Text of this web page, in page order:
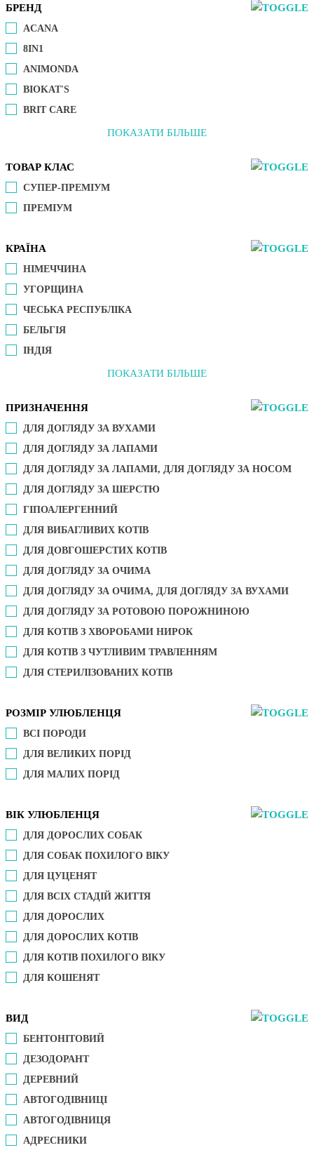
БРЕНД
ACANA
8IN1
ANIMONDA
BIOKAT'S
BRIT CARE
ПОКАЗАТИ БІЛЬШЕ
ТОВАР КЛАС
СУПЕР-ПРЕМІУМ
ПРЕМІУМ
КРАЇНА
НІМЕЧЧИНА
УГОРЩИНА
ЧЕСЬКА РЕСПУБЛІКА
БЕЛЬГІЯ
ІНДІЯ
ПОКАЗАТИ БІЛЬШЕ
ПРИЗНАЧЕННЯ
ДЛЯ ДОГЛЯДУ ЗА ВУХАМИ
ДЛЯ ДОГЛЯДУ ЗА ЛАПАМИ
ДЛЯ ДОГЛЯДУ ЗА ЛАПАМИ, ДЛЯ ДОГЛЯДУ ЗА НОСОМ
ДЛЯ ДОГЛЯДУ ЗА ШЕРСТЮ
ГІПОАЛЕРГЕННИЙ
ДЛЯ ВИБАГЛИВИХ КОТІВ
ДЛЯ ДОВГОШЕРСТИХ КОТІВ
ДЛЯ ДОГЛЯДУ ЗА ОЧИМА
ДЛЯ ДОГЛЯДУ ЗА ОЧИМА, ДЛЯ ДОГЛЯДУ ЗА ВУХАМИ
ДЛЯ ДОГЛЯДУ ЗА РОТОВОЮ ПОРОЖНИНОЮ
ДЛЯ КОТІВ З ХВОРОБАМИ НИРОК
ДЛЯ КОТІВ З ЧУТЛИВИМ ТРАВЛЕННЯМ
ДЛЯ СТЕРИЛІЗОВАНИХ КОТІВ
РОЗМІР УЛЮБЛЕНЦЯ
ВСІ ПОРОДИ
ДЛЯ ВЕЛИКИХ ПОРІД
ДЛЯ МАЛИХ ПОРІД
ВІК УЛЮБЛЕНЦЯ
ДЛЯ ДОРОСЛИХ СОБАК
ДЛЯ СОБАК ПОХИЛОГО ВІКУ
ДЛЯ ЦУЦЕНЯТ
ДЛЯ ВСІХ СТАДІЙ ЖИТТЯ
ДЛЯ ДОРОСЛИХ
ДЛЯ ДОРОСЛИХ КОТІВ
ДЛЯ КОТІВ ПОХИЛОГО ВІКУ
ДЛЯ КОШЕНЯТ
ВИД
БЕНТОНІТОВИЙ
ДЕЗОДОРАНТ
ДЕРЕВНИЙ
АВТОГОДІВНИЦІ
АВТОГОДІВНИЦЯ
АДРЕСНИКИ